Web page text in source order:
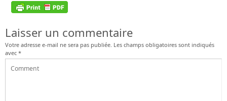
Laisser un commentaire
Votre adresse e-mail ne sera pas publiée. Les champs obligatoires sont indiqués
avec *